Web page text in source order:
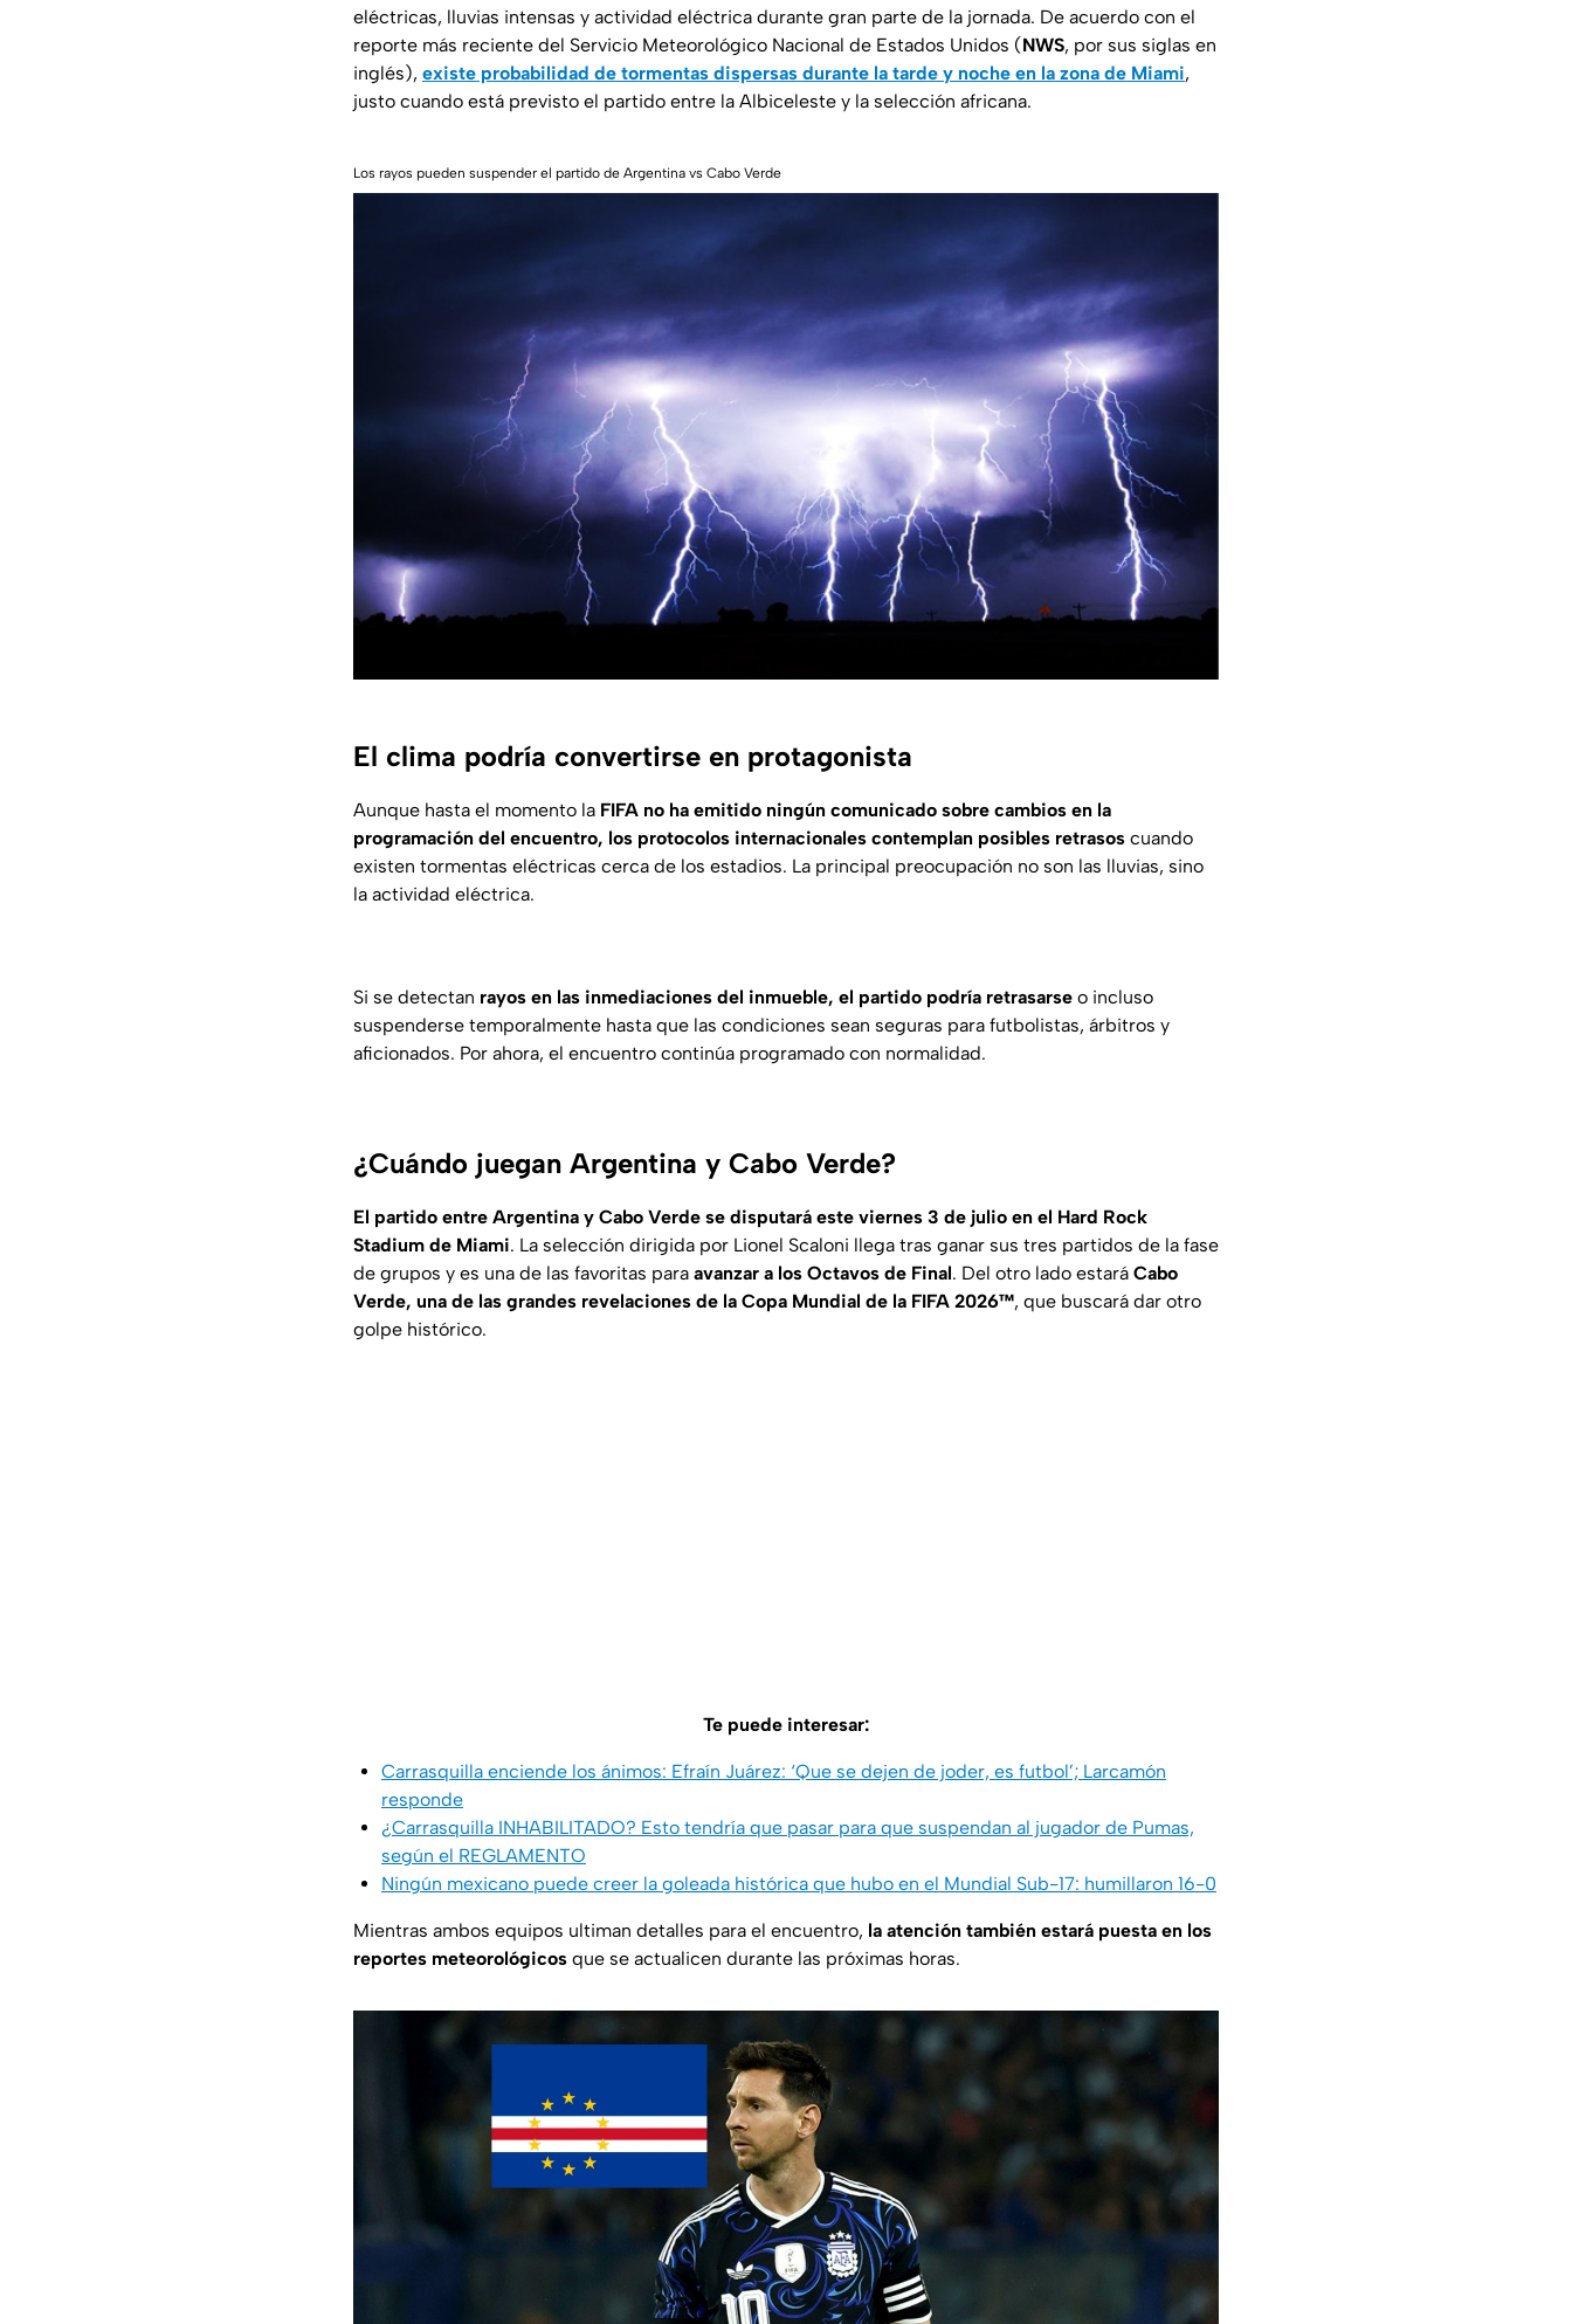
eléctricas, lluvias intensas y actividad eléctrica durante gran parte de la jornada. De acuerdo con el
reporte más reciente del Servicio Meteorológico Nacional de Estados Unidos (NWS, por sus siglas en
inglés), existe probabilidad de tormentas dispersas durante la tarde y noche en la zona de Miami,
justo cuando está previsto el partido entre la Albiceleste y la selección africana.
Los rayos pueden suspender el partido de Argentina vs Cabo Verde
El clima podría convertirse en protagonista
Aunque hasta el momento la FIFA no ha emitido ningún comunicado sobre cambios en la
programación del encuentro, los protocolos internacionales contemplan posibles retrasos cuando
existen tormentas eléctricas cerca de los estadios. La principal preocupación no son las lluvias, sino
la actividad eléctrica.
Si se detectan rayos en las inmediaciones del inmueble, el partido podría retrasarse o incluso
suspenderse temporalmente hasta que las condiciones sean seguras para futbolistas, árbitros y
aficionados. Por ahora, el encuentro continúa programado con normalidad.
¿Cuándo juegan Argentina y Cabo Verde?
El partido entre Argentina y Cabo Verde se disputará este viernes 3 de julio en el Hard Rock
Stadium de Miami. La selección dirigida por Lionel Scaloni llega tras ganar sus tres partidos de la fase
de grupos y es una de las favoritas para avanzar a los Octavos de Final. Del otro lado estará Cabo
Verde, una de las grandes revelaciones de la Copa Mundial de la FIFA 2026™, que buscará dar otro
golpe histórico.
Te puede interesar:
Carrasquilla enciende los ánimos: Efraín Juárez: ‘Que se dejen de joder, es futbol’; Larcamón
responde
¿Carrasquilla INHABILITADO? Esto tendría que pasar para que suspendan al jugador de Pumas,
según el REGLAMENTO
Ningún mexicano puede creer la goleada histórica que hubo en el Mundial Sub-17: humillaron 16-0
Mientras ambos equipos ultiman detalles para el encuentro, la atención también estará puesta en los
reportes meteorológicos que se actualicen durante las próximas horas.